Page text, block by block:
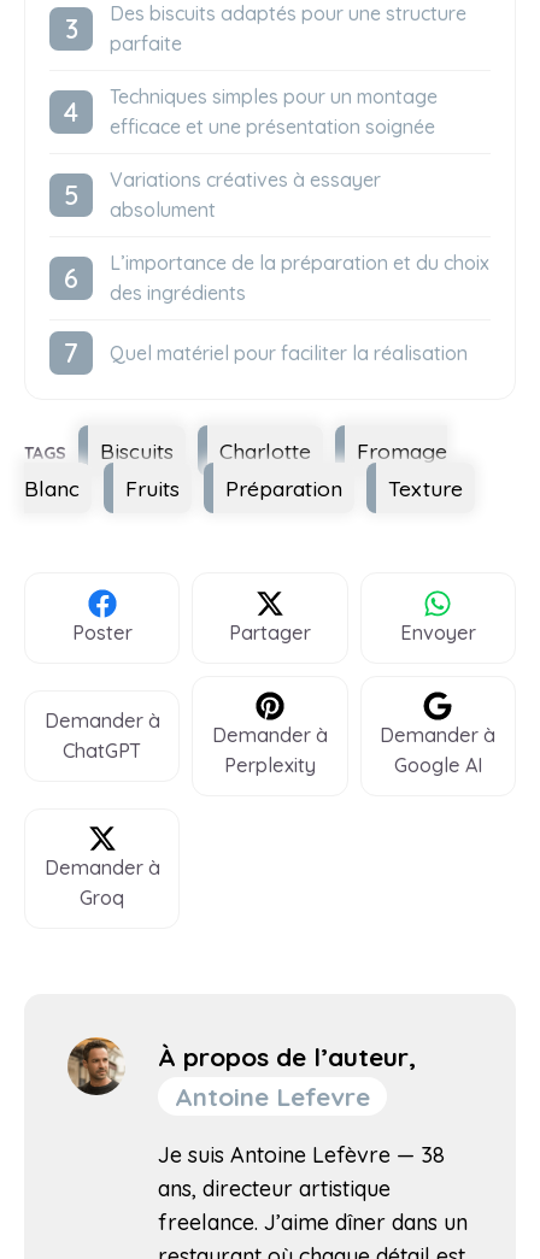
Des biscuits adaptés pour une structure
parfaite
Techniques simples pour un montage
efficace et une présentation soignée
Variations créatives à essayer
absolument
L’importance de la préparation et du choix
des ingrédients
Quel matériel pour faciliter la réalisation
Étiquettes
Biscuits Charlotte
Fromage
Blanc
Fruits Préparation Texture
Poster Partager Envoyer
Demander à
ChatGPT
Demander à
Perplexity
Demander à
Google AI
Demander à
Groq
À propos de l’auteur,
Antoine Lefevre
Je suis Antoine Lefèvre — 38
ans, directeur artistique
freelance. J’aime dîner dans un